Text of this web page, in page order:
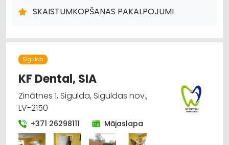
SKAISTUMKOPŠANAS PAKALPOJUMI
Sigulda
KF Dental, SIA
Zinātnes 1, Sigulda, Siguldas nov.,
LV-2150
+371 26298111 Mājaslapa